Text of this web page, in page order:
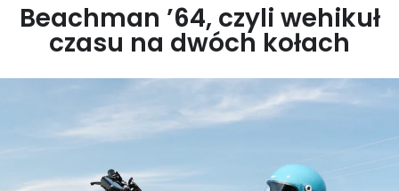
Beachman ’64, czyli wehikuł
czasu na dwóch kołach